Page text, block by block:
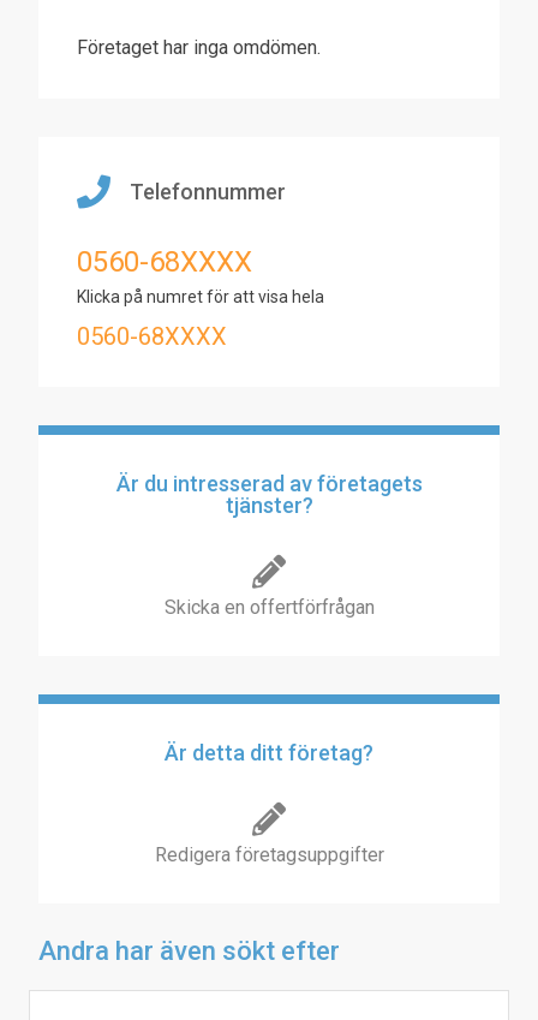
Företaget har inga omdömen.
Telefonnummer
0560-68XXXX
Klicka på numret för att visa hela
0560-68XXXX
Är du intresserad av företagets
tjänster?
Skicka en offertförfrågan
Är detta ditt företag?
Redigera företagsuppgifter
Andra har även sökt efter